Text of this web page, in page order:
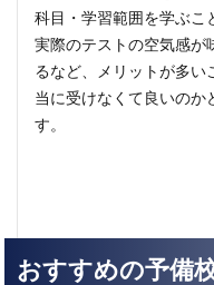
科目・学習範囲を学ぶこ
実際のテストの空気感が
るなど、メリットが多い
当に受けなくて良いのか
す。
おすすめの予備